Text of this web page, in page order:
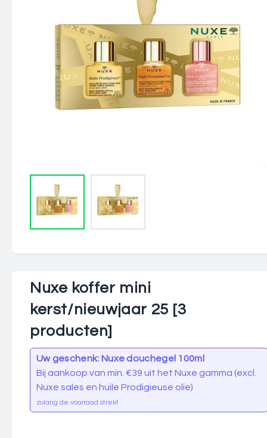
Nuxe koffer mini
kerst/nieuwjaar 25 [3
producten]
Uw geschenk: Nuxe douchegel 100ml
Bij aankoop van min. €39 uit het Nuxe gamma (excl.
Nuxe sales en huile Prodigieuse olie)
zolang de voorraad strekt